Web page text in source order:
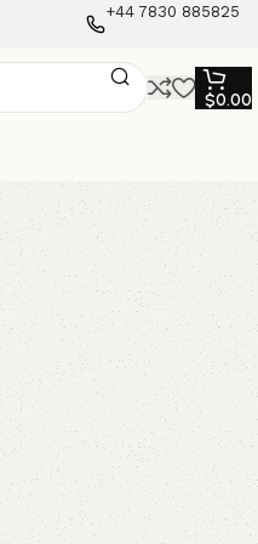
+44 7830 885825
$0.00